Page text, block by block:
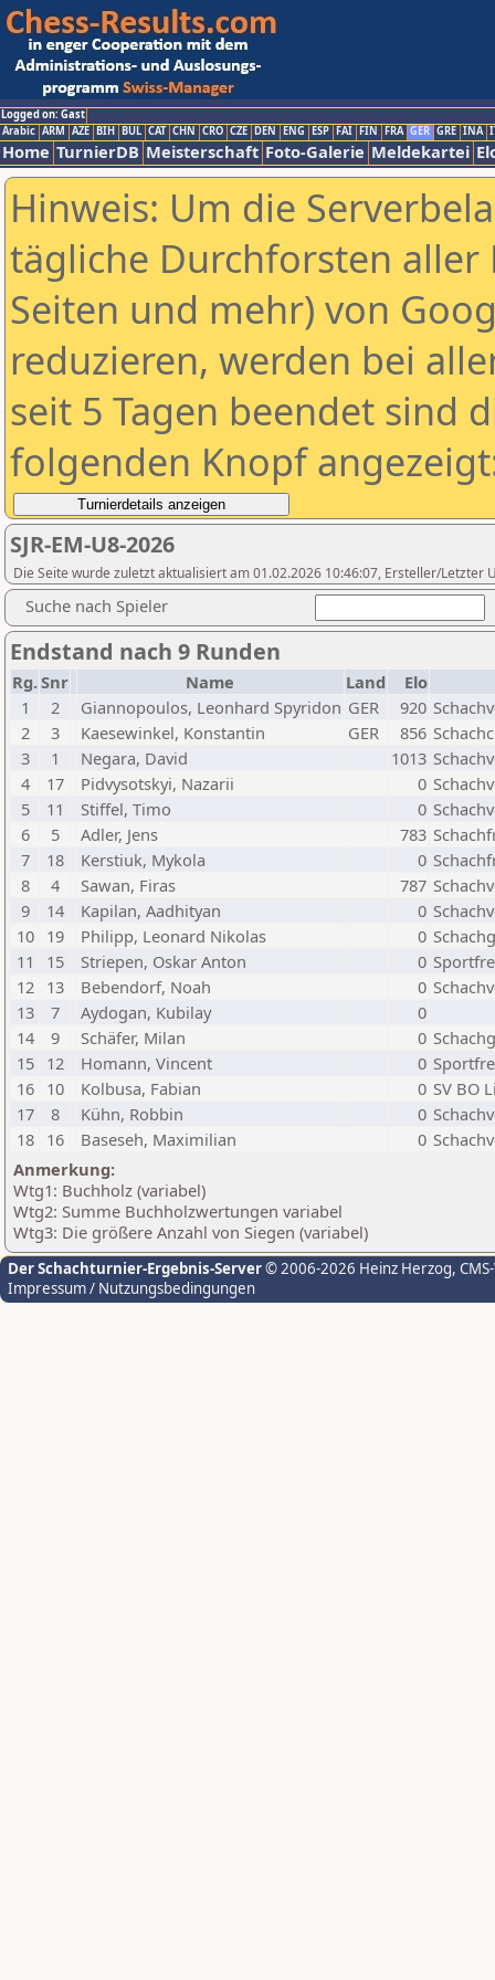
Logged on: Gast
Arabic ARM AZE BIH BUL CAT CHN CRO CZE DEN ENG ESP FAI FIN FRA GER GRE INA
Home TurnierDB Meisterschaft Foto-Galerie Meldekartei
Hinweis: Um die
tägliche Durchforsten aller
Seiten und mehr) von
reduzieren, werden bei
seit 5 Tagen beendet sind
folgenden Knopf
SJR-EM-U8-2026
Die Seite wurde zuletzt aktualisiert am 01.02.2026 10:46:07, Ersteller/Letzter
Suche nach Spieler
Endstand nach 9 Runden
Rg.Snr Name Land
Elo
1
2 Giannopoulos, Leonhard Spyridon GER 920
2
3 Kaesewinkel, Konstantin GER 856
3
1 Negara, David 1013
4
17 Pidvysotskyi, Nazarii 0
5
11 Stiffel, Timo 0
6
5 Adler, Jens 783
7
18 Kerstiuk, Mykola 0
8
4 Sawan, Firas 787
9
14 Kapilan, Aadhityan 0
10 19 Philipp, Leonard Nikolas 0
11
15 Striepen, Oskar Anton 0
12 13 Bebendorf, Noah 0
13
7 Aydogan, Kubilay
0
14
9 Schäfer, Milan 0
15 12 Homann, Vincent 0
16 10 Kolbusa, Fabian 0 SV BO
17
8 Kühn, Robbin 0
18 16 Baseseh, Maximilian 0
Anmerkung:
Wtg1: Buchholz (variabel)
Wtg2: Summe Buchholzwertungen variabel
Wtg3: Die größere Anzahl von Siegen (variabel)
Der Schachturnier-Ergebnis-Server© 2006-2026 Heinz Herzog,
Impressum / Nutzungsbedingungen